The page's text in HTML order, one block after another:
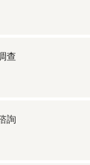
查
詢